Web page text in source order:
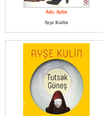
Adı: Aylin
Ayşe Kulin